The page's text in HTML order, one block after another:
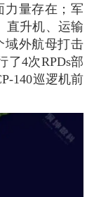
力量存在；军
直升机、运输
域外航母打击
了4次RPDs部
140巡逻机前